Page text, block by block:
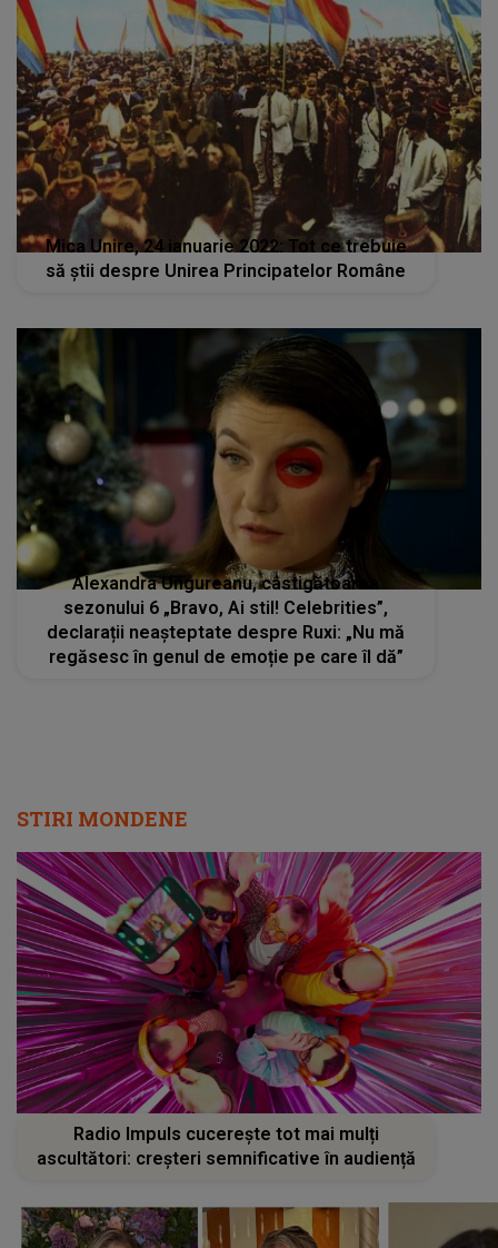
Mica Unire, 24 ianuarie 2022: Tot ce trebuie
să ştii despre Unirea Principatelor Române
Alexandra Ungureanu, câstigătoarea
sezonului 6 „Bravo, Ai stil! Celebrities”,
declarații neașteptate despre Ruxi: „Nu mă
regăsesc în genul de emoție pe care îl dă”
STIRI MONDENE
Radio Impuls cucerește tot mai mulți
ascultători: creșteri semnificative în audiență